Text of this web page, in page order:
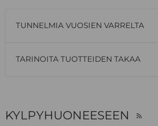
TUNNELMIA VUOSIEN VARRELTA
TARINOITA TUOTTEIDEN TAKAA
KYLPYHUONEESEEN